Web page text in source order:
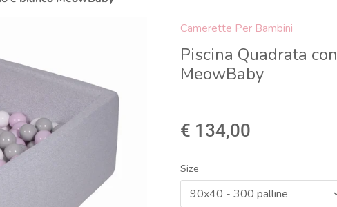
Camerette Per Bambini
Piscina Quadrata
MeowBaby
€ 134,00
Size
90x40 - 300 palline